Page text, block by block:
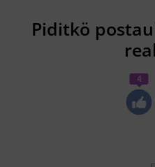
Piditkö
4